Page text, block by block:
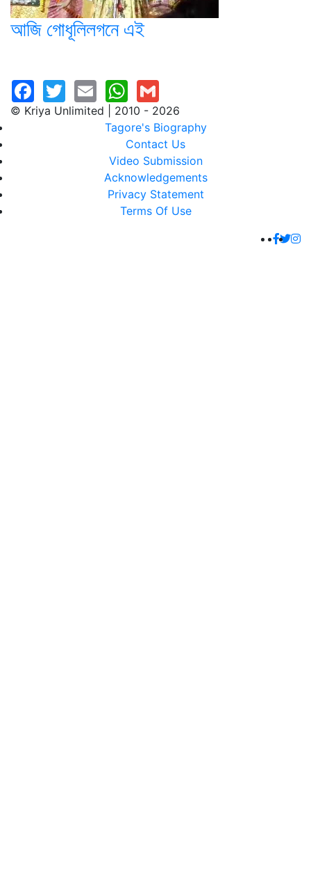
আজি গোধূলিলগনে এই
© Kriya Unlimited | 2010 - 2026
Tagore's Biography
Contact Us
Video Submission
Acknowledgements
Privacy Statement
Terms Of Use